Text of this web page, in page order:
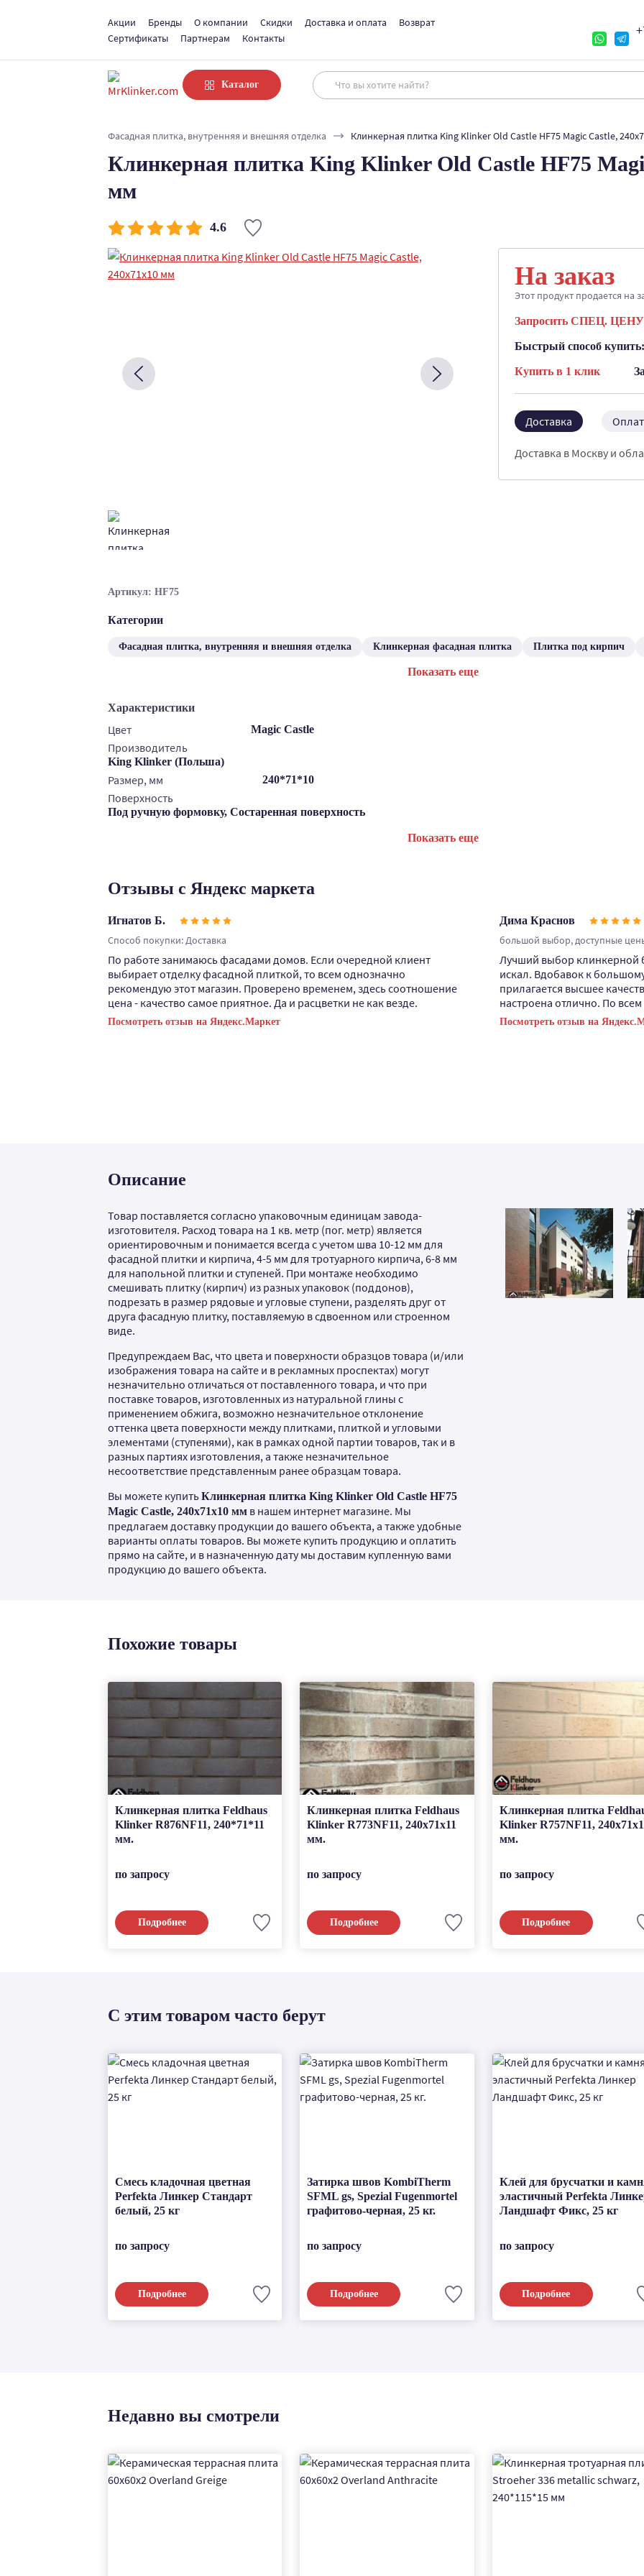
Акции Бренды О компании Скидки Доставка и оплата
Возврат
Сертификаты
Партнерам Контакты
Каталог
Фасадная плитка, внутренняя и внешняя отделка Клинкерная плитка King Klinker Old Castle HF75 Magic Castle,
Клинкерная плитка King Klinker Old Castle HF75
мм
4.6
Артикул: HF75
Категории
Фасадная плитка, внутренняя и внешняя отделка Клинкерная фасадная плитка Плитка под кирпич
Показать еще
Характеристики
Цвет Magic Castle
Производитель
King Klinker (Польша)
Размер, мм 240*71*10
Поверхность
Под ручную формовку, Состаренная поверхность
Показать еще
На заказ
Этот продукт продается на
Запросить СПЕЦ. ЦЕНУ
Быстрый способ купить:
Купить в 1 клик
Доставка
Доставка в Москву и
Отзывы с Яндекс маркета
Игнатов Б.
Способ покупки: Доставка
По работе занимаюсь фасадами домов. Если очередной клиент
выбирает отделку фасадной плиткой, то всем однозначно
рекомендую этот магазин. Проверено временем, здесь соотношение
цена - качество самое приятное. Да и расцветки не как везде.
Посмотреть отзыв на Яндекс.Маркет
Дима Краснов
большой выбор, доступные
Лучший выбор клинкерной
искал. Вдобавок к
прилагается высшее
настроена отлично. По
Посмотреть отзыв на
Описание
Товар поставляется согласно упаковочным единицам завода-
изготовителя. Расход товара на 1 кв. метр (пог. метр) является
ориентировочным и понимается всегда с учетом шва 10-12 мм для
фасадной плитки и кирпича, 4-5 мм для тротуарного кирпича, 6-8 мм
для напольной плитки и ступеней. При монтаже необходимо
смешивать плитку (кирпич) из разных упаковок (поддонов),
подрезать в размер рядовые и угловые ступени, разделять друг от
друга фасадную плитку, поставляемую в сдвоенном или строенном
виде.
Предупреждаем Вас, что цвета и поверхности образцов товара (и/или
изображения товара на сайте и в рекламных проспектах) могут
незначительно отличаться от поставленного товара, и что при
поставке товаров, изготовленных из натуральной глины с
применением обжига, возможно незначительное отклонение
оттенка цвета поверхности между плитками, плиткой и угловыми
элементами (ступенями), как в рамках одной партии товаров, так и в
разных партиях изготовления, а также незначительное
несоответствие представленным ранее образцам товара.
Вы можете купитьКлинкерная плитка King Klinker Old Castle HF75
Magic Castle, 240x71x10 мм в нашем интернет магазине. Мы
предлагаем доставку продукции до вашего объекта, а также удобные
варианты оплаты товаров. Вы можете купить продукцию и оплатить
прямо на сайте, и в назначенную дату мы доставим купленную вами
продукцию до вашего объекта.
Похожие товары
Клинкерная плитка Feldhaus
Klinker R876NF11, 240*71*11
мм.
по запросу
Подробнее
Клинкерная плитка Feldhaus
Klinker R773NF11, 240x71x11
мм.
по запросу
Подробнее
Клинкерная плитка
Klinker R757NF11,
мм.
по запросу
Подробнее
С этим товаром часто берут
Смесь кладочная цветная
Perfekta Линкер Стандарт
белый, 25 кг
по запросу
Подробнее
Затирка швов KombiTherm
SFML gs, Spezial Fugenmortel
графитово-черная, 25 кг.
по запросу
Подробнее
Клей для брусчатки и
эластичный Perfekta
Ландшафт Фикс, 25 кг
по запросу
Подробнее
Недавно вы смотрели